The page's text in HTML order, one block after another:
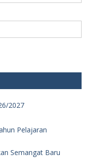
2027
Pelajaran
Semangat Baru